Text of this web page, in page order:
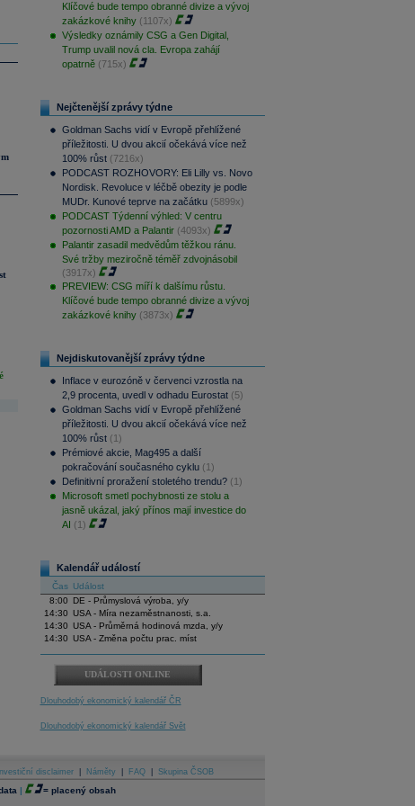
Klíčové bude tempo obranné divize a vývoj
zakázkové knihy (1107x)
Výsledky oznámily CSG a Gen Digital,
Trump uvalil nová cla. Evropa zahájí
opatrně (715x)
Nejčtenější zprávy týdne
Goldman Sachs vidí v Evropě přehlížené
příležitosti. U dvou akcií očekává více než
100% růst (7216x)
PODCAST ROZHOVORY: Eli Lilly vs. Novo
Nordisk. Revoluce v léčbě obezity je podle
MUDr. Kunové teprve na začátku (5899x)
PODCAST Týdenní výhled: V centru
pozornosti AMD a Palantir (4093x)
Palantir zasadil medvědům těžkou ránu.
Své tržby meziročně téměř zdvojnásobil
(3917x)
PREVIEW: CSG míří k dalšímu růstu.
Klíčové bude tempo obranné divize a vývoj
zakázkové knihy (3873x)
Nejdiskutovanější zprávy týdne
Inflace v eurozóně v červenci vzrostla na
2,9 procenta, uvedl v odhadu Eurostat (5)
Goldman Sachs vidí v Evropě přehlížené
příležitosti. U dvou akcií očekává více než
100% růst (1)
Prémiové akcie, Mag495 a další
pokračování současného cyklu (1)
Definitivní proražení stoletého trendu? (1)
Microsoft smetl pochybnosti ze stolu a
jasně ukázal, jaký přínos mají investice do
AI (1)
Kalendář událostí
Čas Událost
8:00
DE - Průmyslová výroba, y/y
14:30 USA - Míra nezaměstnanosti, s.a.
14:30 USA - Průměrná hodinová mzda, y/y
14:30 USA - Změna počtu prac. míst
UDÁLOSTI ONLINE
Dlouhodobý ekonomický kalendář ČR
Dlouhodobý ekonomický kalendář Svět
Investiční disclaimer Náměty FAQ Skupina ČSOB
| = placený obsah